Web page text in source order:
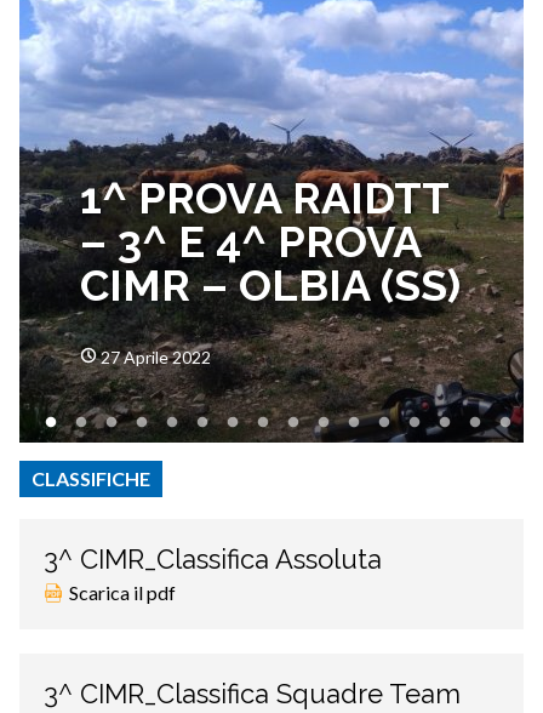
1^ PROVA RAIDTT
– 3^ E 4^ PROVA
CIMR – OLBIA (SS)
27 Aprile 2022
CLASSIFICHE
3^ CIMR_Classifica Assoluta
Scarica il pdf
3^ CIMR_Classifica Squadre Team